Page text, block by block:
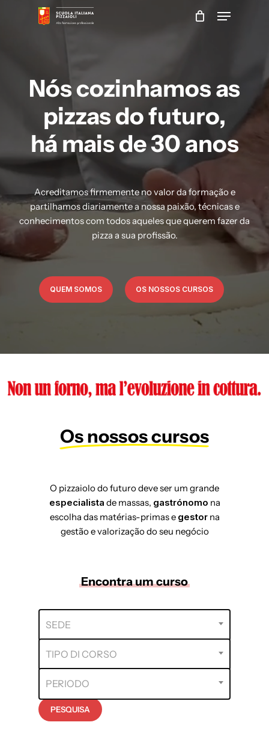
Menu
Nóscozinhamosas
pizzasdofuturo,
há mais de 30 anos
Acreditamos firmemente no valor da formação e
partilhamos diariamente a nossa paixão, técnicas e
conhecimentos com todos aqueles que querem fazer da
pizza a sua profissão.
QUEM SOMOS OS NOSSOS CURSOS
Os nossos cursos
O pizzaiolo do futuro deve ser um grande
especialista de massas, gastrónomo na
escolha das matérias-primas e gestorna
gestão e valorização do seu negócio
Encontra um curso
Sede
social
SEDE
Tipo
de
curso
TIPO DI CORSO
Período
PERIODO
PESQUISA